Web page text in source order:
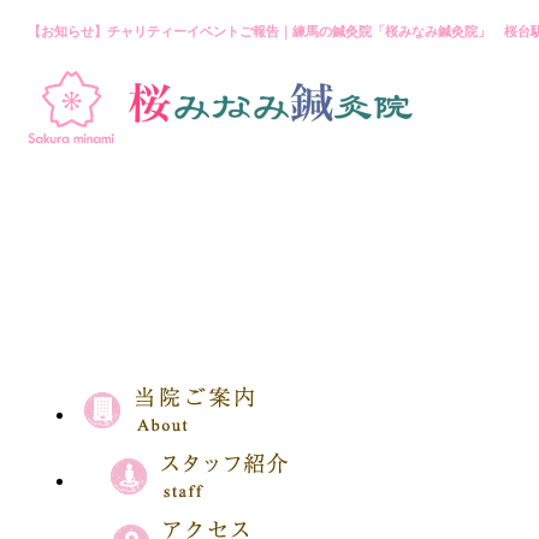
【お知らせ】チャリティーイベントご報告｜練馬の鍼灸院「桜みなみ鍼灸院」 桜台